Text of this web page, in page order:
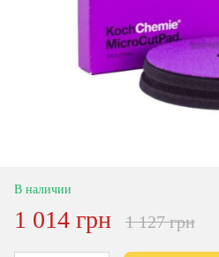
В наличии
1 014 грн 1 127 грн